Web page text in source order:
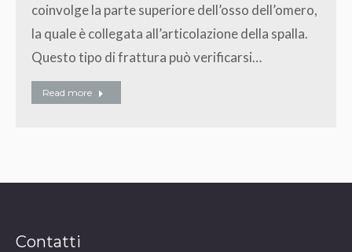
coinvolge la parte superiore dell’osso dell’omero,
la quale è collegata all’articolazione della spalla.
Questo tipo di frattura può verificarsi…
Read more
Contatti